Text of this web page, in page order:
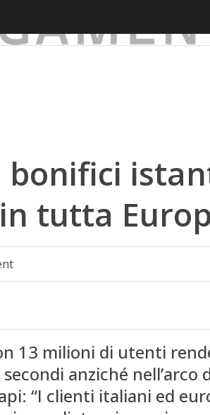
bonifici
tutta
13 milioni di utenti
anziché
“I clienti italiani ed